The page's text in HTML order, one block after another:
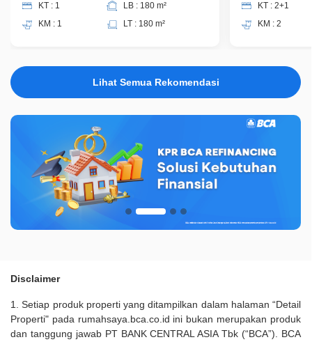
KT : 1
KM : 1
LB : 180 m²
LT : 180 m²
KT : 2+1
KM : 2
Lihat Semua Rekomendasi
Disclaimer
1. Setiap produk properti yang ditampilkan dalam halaman “Detail
Properti" pada rumahsaya.bca.co.id ini bukan merupakan produk
dan tanggung jawab PT BANK CENTRAL ASIA Tbk (“BCA”). BCA